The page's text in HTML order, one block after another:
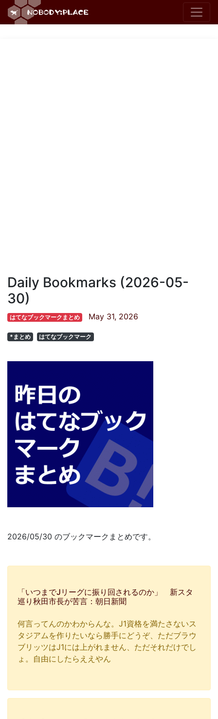
Daily Bookmarks (2026-05-
30)
はてなブックマークまとめ May 31, 2026
*まとめ はてなブックマーク
2026/05/30 のブックマークまとめです。
「いつまでJリーグに振り回されるのか」 新スタ
巡り秋田市長が苦言：朝日新聞
何言ってんのかわからんな。J1資格を満たさないス
タジアムを作りたいなら勝手にどうぞ、ただブラウ
ブリッツはJ1には上がれません、ただそれだけでし
ょ。自由にしたらええやん